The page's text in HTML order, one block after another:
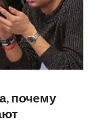
почему